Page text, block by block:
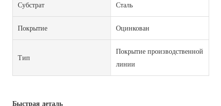
Субстрат Сталь
Покрытие Оцинкован
Тип
Покрытие производственной
линии
Быстрая деталь